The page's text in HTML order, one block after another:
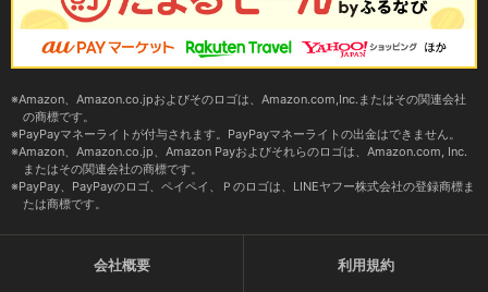
Amazon、Amazon.co.jpおよびそのロゴは、Amazon.com,Inc.またはその関連会社
の商標です。
PayPayマネーライトが付与されます。PayPayマネーライトの出金はできません。
Amazon、Amazon.co.jp、Amazon Payおよびそれらのロゴは、Amazon.com, Inc.
またはその関連会社の商標です。
PayPay、PayPayのロゴ、ペイペイ、Ｐのロゴは、LINEヤフー株式会社の登録商標ま
たは商標です。
会社概要 利用規約